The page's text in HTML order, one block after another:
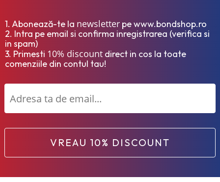
1. Abonează-te la newsletter pe www.bondshop.ro
2. Intra pe email si confirma inregistrarea (verifica si
in spam)
3. Primesti 10% discount direct in cos la toate
comenziile din contul tau!
VREAU 10% DISCOUNT